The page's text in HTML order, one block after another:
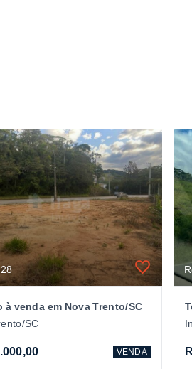
à venda em Nova Trento/SC
SC
VENDA